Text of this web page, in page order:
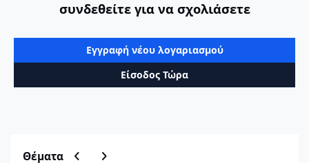
συνδεθείτε για να σχολιάσετε
Εγγραφή νέου λογαριασμού
Είσοδος Τώρα
Θέματα Previous carousel slide
Next carousel slide